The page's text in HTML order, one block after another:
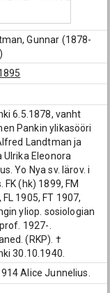
Gunnar (1878-
6.5.1878, vanht
Pankin ylikasööri
Landtman ja
Ulrika Eleonora
Yo Nya sv. lärov. i
FK (hk) 1899, FM
FL 1905, FT 1907,
yliop. sosiologian
1927-.
(RKP). †
30.10.1940.
Alice Junnelius.